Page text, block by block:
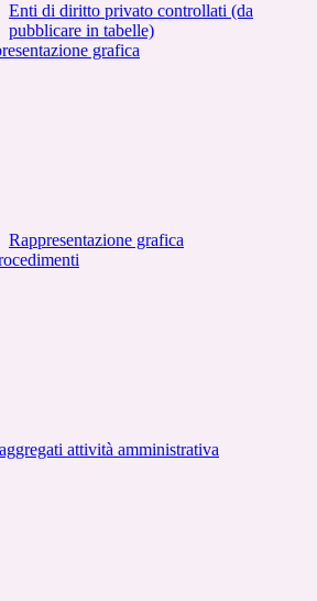
Enti di diritto privato controllati (da
pubblicare in tabelle)
grafica
Rappresentazione grafica
attività amministrativa